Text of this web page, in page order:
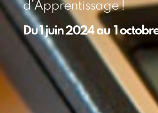
d’Apprentissage !
Du1 juin 2024au 1